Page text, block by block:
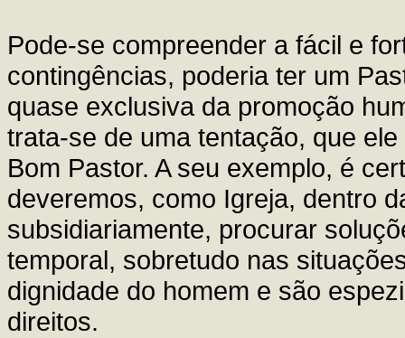
Pode-se compreender a fácil e
contingências, poderia ter um
quase exclusiva da promoção
trata-se de uma tentação, que
Bom Pastor. A seu exemplo, é
deveremos, como Igreja, dentro
subsidiariamente, procurar
temporal, sobretudo nas
dignidade do homem e são
direitos.